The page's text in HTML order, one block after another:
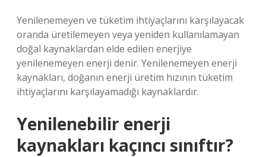
Yenilenemeyen ve tüketim ihtiyaçlarını karşılayacak
oranda üretilemeyen veya yeniden kullanılamayan
doğal kaynaklardan elde edilen enerjiye
yenilenemeyen enerji denir. Yenilenemeyen enerji
kaynakları, doğanın enerji üretim hızının tüketim
ihtiyaçlarını karşılayamadığı kaynaklardır.
Yenilenebilir enerji
kaynakları kaçıncı sınıftır?